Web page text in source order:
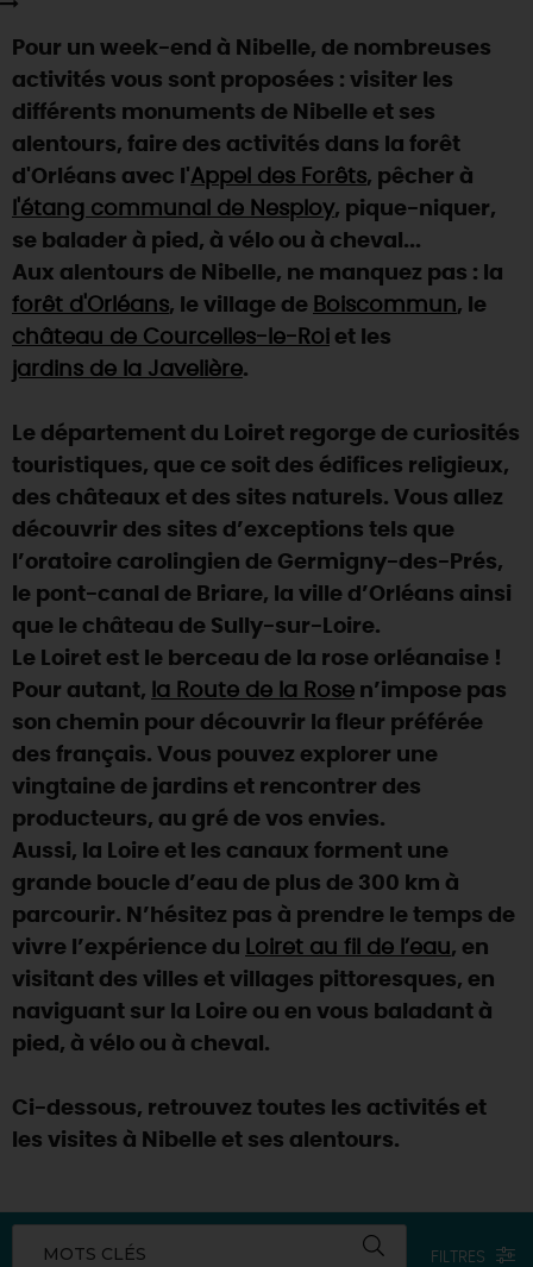
TOUTES LES ACTIVITÉS
Vins et vignobles
Chic,une aire de pique-nique
Par ici les guinguettes
Que rapporter du Loiret ?
La Route desMétiers d'Art
TOUT L'ART DE VIVRE
(re)Découvrir les coulisses de la Faïencerie de
Gien !
Expérimenterles parcours Baludik🕵️
Une saison de festivals 🎉
Rendez-vous de la nature en 2026
Des sorties en famille dans le Loiret !
Programme des animations "Loiret au fil de l'eau"
AUJOURD'HUI
DEMAIN
CE WEEK-END
CETTE SEMAINE
TOUT L'AGENDA
INFOS & SERVICES
RÉSERVER MAINTENANT
Pour un week-end à Nibelle, de nombreuses
activités vous sont proposées : visiter les
différents monuments de Nibelle et ses
alentours, faire des activités dans la forêt
d'Orléans avec l'Appel des Forêts, pêcher à
l'étang communal de Nesploy, pique-niquer,
se balader à pied, à vélo ou à cheval...
Aux alentours de Nibelle, ne manquez pas : la
forêt d'Orléans, le village de Boiscommun, le
château de Courcelles-le-Roi et les
jardins de la Javelière.
Le département du Loiret regorge de curiosités
touristiques, que ce soit des édifices religieux,
des châteaux et des sites naturels. Vous allez
découvrir des sites d’exceptions tels que
l’oratoire carolingien de Germigny-des-Prés,
le pont-canal de Briare, la ville d’Orléans ainsi
que le château de Sully-sur-Loire.
Le Loiret est le berceau de la rose orléanaise !
Pour autant, la Route de la Rose n’impose pas
son chemin pour découvrir la fleur préférée
des français. Vous pouvez explorer une
vingtaine de jardins et rencontrer des
producteurs, au gré de vos envies.
Aussi, la Loire et les canaux forment une
grande boucle d’eau de plus de 300 km à
parcourir. N’hésitez pas à prendre le temps de
vivre l’expérience du Loiret au fil de l’eau, en
visitant des villes et villages pittoresques, en
naviguant sur la Loire ou en vous baladant à
pied, à vélo ou à cheval.
Ci-dessous, retrouvez toutes les activités et
les visites à Nibelle et ses alentours.
MOTS CLÉS FILTRES